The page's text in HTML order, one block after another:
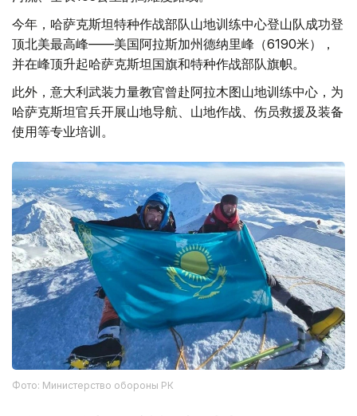
今年，哈萨克斯坦特种作战部队山地训练中心登山队成功登
顶北美最高峰——美国阿拉斯加州德纳里峰（6190米），
并在峰顶升起哈萨克斯坦国旗和特种作战部队旗帜。
此外，意大利武装力量教官曾赴阿拉木图山地训练中心，为
哈萨克斯坦官兵开展山地导航、山地作战、伤员救援及装备
使用等专业培训。
Фото: Министерство обороны РК